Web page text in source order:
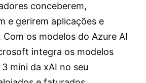
conceberem,
e gerirem aplicações e
Com os modelos do Azure AI
integra os modelos
mini da xAI no seu